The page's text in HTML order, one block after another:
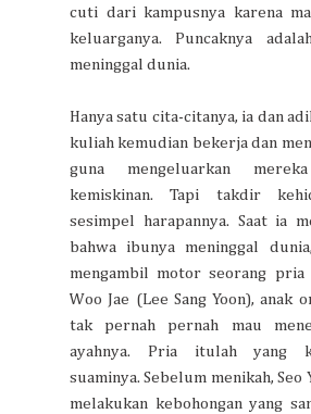
cuti dari kampusnya karena
keluarganya. Puncaknya
meninggal dunia.
Hanya satu cita-citanya, ia dan
kuliah kemudian bekerja dan
guna mengeluarkan
kemiskinan. Tapi takdir
sesimpel harapannya. Saat ia
bahwa ibunya meninggal
mengambil motor seorang pria
Woo Jae (Lee Sang Yoon), anak
tak pernah pernah mau
ayahnya. Pria itulah yang
suaminya. Sebelum menikah, Seo
melakukan kebohongan yang